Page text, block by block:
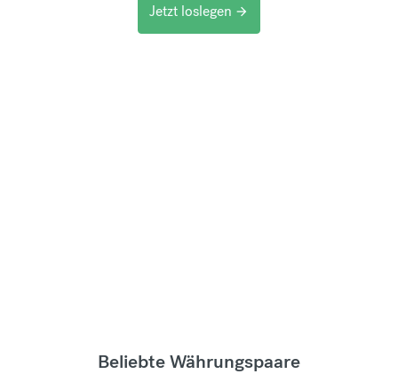
Jetzt loslegen arrow_forward
Beliebte Währungspaare